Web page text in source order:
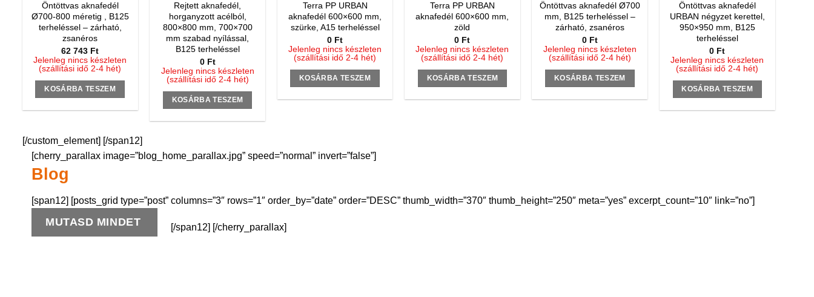
Öntöttvas aknafedél
Ø700-800 méretig , B125
terheléssel – zárható,
zsanéros
62 743 Ft
Jelenleg nincs készleten
(szállítási idő 2-4 hét)
KOSÁRBA TESZEM
Rejtett aknafedél,
horganyzott acélból,
800×800 mm, 700×700
mm szabad nyílással,
B125 terheléssel
0 Ft
Jelenleg nincs készleten
(szállítási idő 2-4 hét)
KOSÁRBA TESZEM
Terra PP URBAN
aknafedél 600×600 mm,
szürke, A15 terheléssel
0 Ft
Jelenleg nincs készleten
(szállítási idő 2-4 hét)
KOSÁRBA TESZEM
Terra PP URBAN
aknafedél 600×600 mm,
zöld
0 Ft
Jelenleg nincs készleten
(szállítási idő 2-4 hét)
KOSÁRBA TESZEM
Öntöttvas aknafedél Ø700
mm, B125 terheléssel –
zárható, zsanéros
0 Ft
Jelenleg nincs készleten
(szállítási idő 2-4 hét)
KOSÁRBA TESZEM
Öntöttvas aknafedél
URBAN négyzet kerettel,
950×950 mm, B125
terheléssel
0 Ft
Jelenleg nincs készleten
(szállítási idő 2-4 hét)
KOSÁRBA TESZEM
[/custom_element] [/span12]
[cherry_parallax image=”blog_home_parallax.jpg” speed=”normal” invert=”false”]
Blog
[span12] [posts_grid type=”post” columns=”3″ rows=”1″ order_by=”date” order=”DESC” thumb_width=”370″ thumb_height=”250″ meta=”yes” excerpt_count=”10″ link=”no”]
MUTASD MINDET [/span12] [/cherry_parallax]